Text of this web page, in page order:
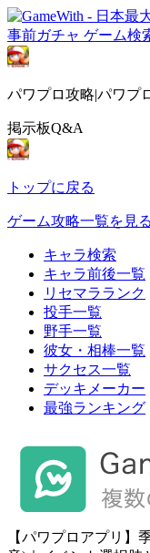
事前ガチャ ゲーム検
パワプロ攻略|パワプ
掲示板Q&A
トップに戻る
ゲーム攻略一覧を見る
キャラ検索
キャラ前後一覧
リセマラランク
投手一覧
野手一覧
彼女・相棒一覧
サクセス一覧
デッキメーカー
最強ランキング
【パワプロアプリ】